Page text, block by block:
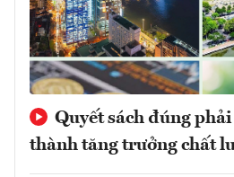
Quyết sách đúng
thành tăng trưởng chất